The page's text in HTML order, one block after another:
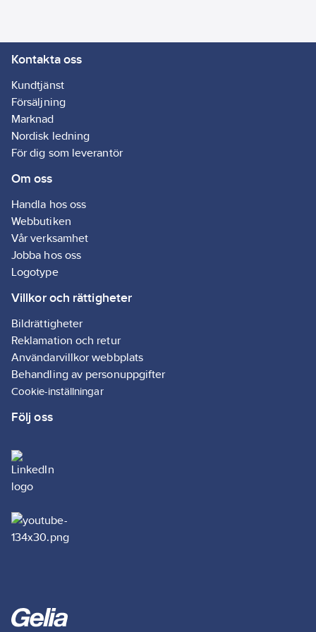
Kontakta oss
Kundtjänst
Försäljning
Marknad
Nordisk ledning
För dig som leverantör
Om oss
Handla hos oss
Webbutiken
Vår verksamhet
Jobba hos oss
Logotype
Villkor och rättigheter
Bildrättigheter
Reklamation och retur
Användarvillkor webbplats
Behandling av personuppgifter
Cookie-inställningar
Följ oss